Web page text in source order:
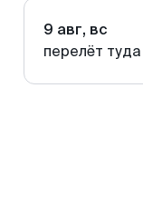
9 авг, вс
перелёт туда